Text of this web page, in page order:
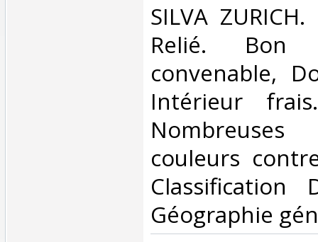
‎SILVA
Relié. Bon
convenable,
Intérieur
couleurs
Classification
Géographie